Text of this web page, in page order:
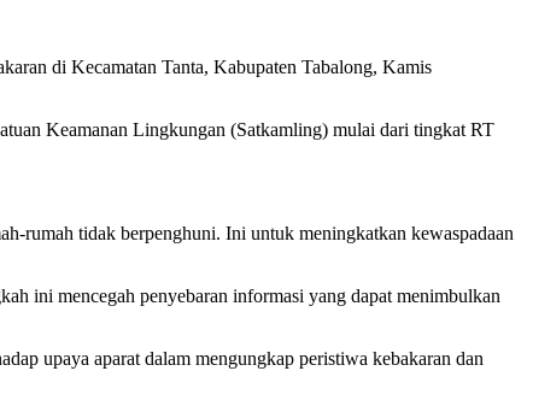
di Kecamatan Tanta, Kabupaten Tabalong, Kamis
Keamanan Lingkungan (Satkamling) mulai dari tingkat RT
rumah tidak berpenghuni. Ini untuk meningkatkan kewaspadaan
ini mencegah penyebaran informasi yang dapat menimbulkan
upaya aparat dalam mengungkap peristiwa kebakaran dan